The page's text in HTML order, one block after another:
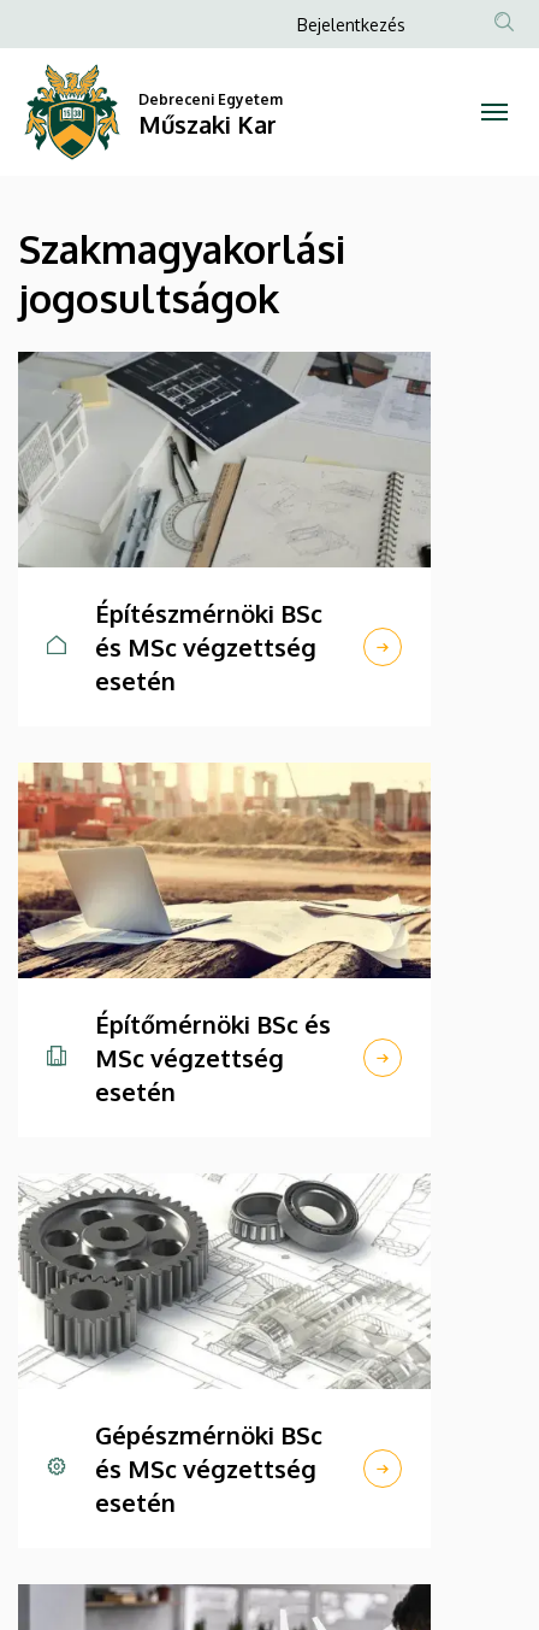
Szakmagyakorlási
jogosultságok
Műszaki
a
tartalomra
Anonim
Bejelentkezés
Debreceni Egyetem
Műszaki Kar
Szakmagyakorlási
jogosultságok
Építészmérnöki BSc
és MSc végzettség
esetén
Építőmérnöki BSc és
MSc végzettség
esetén
Gépészmérnöki BSc
és MSc végzettség
esetén